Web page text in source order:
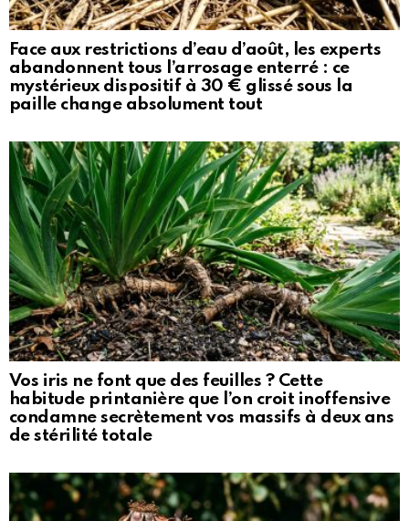
Face aux restrictions d’eau d’août, les experts
abandonnent tous l’arrosage enterré : ce
mystérieux dispositif à 30 € glissé sous la
paille change absolument tout
Vos iris ne font que des feuilles ? Cette
habitude printanière que l’on croit inoffensive
condamne secrètement vos massifs à deux ans
de stérilité totale